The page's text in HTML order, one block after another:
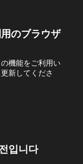
のブラウザ
機能をご利用い
新してくださ
입니다